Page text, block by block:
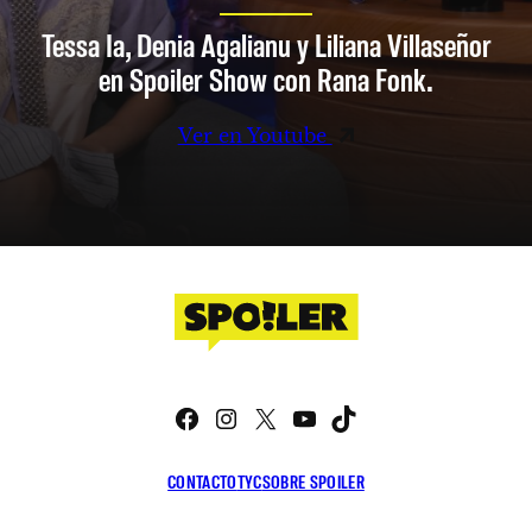
Tessa Ia, Denia Agalianu y Liliana Villaseñor
en Spoiler Show con Rana Fonk.
Ver en Youtube
CONTACTOTYCSOBRE SPOILER
Facebook
Instagram
X YouTube